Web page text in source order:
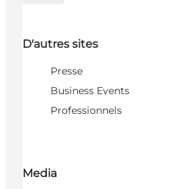
D'autres sites
Presse
Business Events
Professionnels
Media